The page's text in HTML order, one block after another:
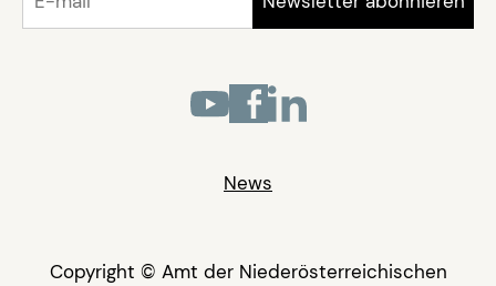
News
Copyright © Amt der Niederösterreichischen